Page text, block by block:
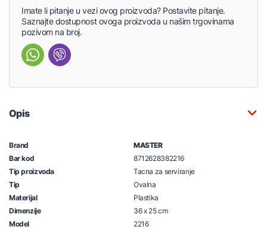
Imate li pitanje u vezi ovog proizvoda? Postavite pitanje.
Saznajte dostupnost ovoga proizvoda u našim trgovinama
pozivom na broj.
Opis
Brand
MASTER
Bar kod
8712628382216
Tip proizvoda
Tacna za serviranje
Tip
Ovalna
Materijal
Plastika
Dimenzije
36 x 25 cm
Model
2216